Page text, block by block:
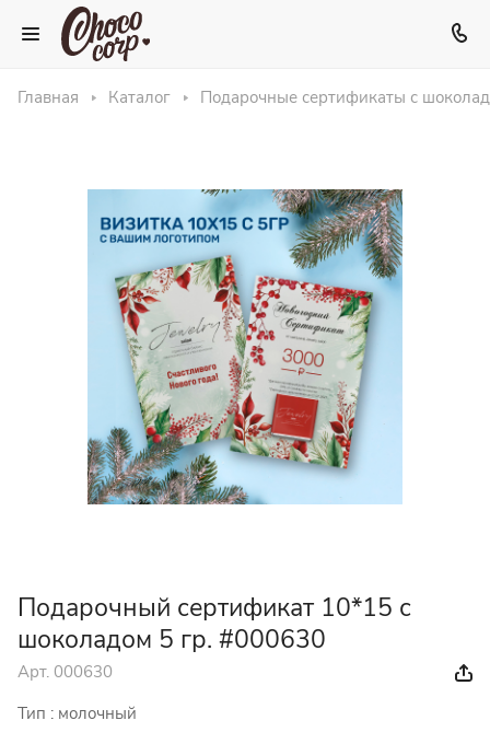
Главная Каталог Подарочные сертификаты с
Подарочный сертификат 10*15 с
шоколадом 5 гр. #000630
Арт. 000630
Тип : молочный